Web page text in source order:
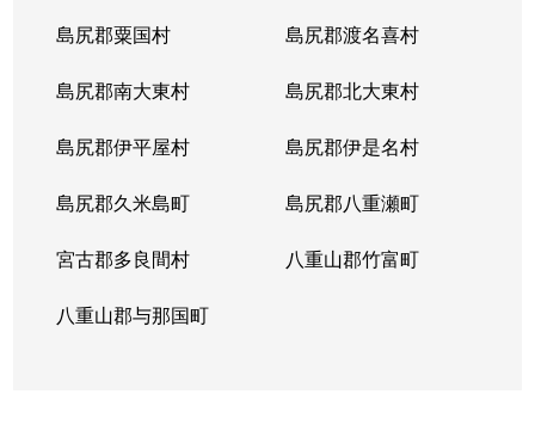
島尻郡粟国村 島尻郡渡名喜村
島尻郡南大東村 島尻郡北大東村
島尻郡伊平屋村 島尻郡伊是名村
島尻郡久米島町 島尻郡八重瀬町
宮古郡多良間村 八重山郡竹富町
八重山郡与那国町